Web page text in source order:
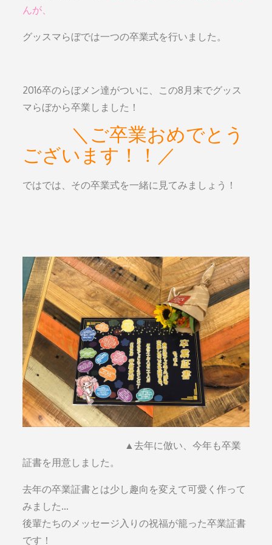
んが、
グッスマらぼでは一つの卒業式を行いました。
2016卒のらぼメン達がついに、この8月末でグッス
マらぼから卒業しました！
＼ご卒業おめでとう
ございます！！／
ではでは、その卒業式を一緒に見てみましょう！
▲去年に倣い、今年も卒業
証書を用意しました。
去年の卒業証書とは少し趣向を変えて可愛く作って
みました…
後輩たちのメッセージ入りの祝福が籠った卒業証書
です！